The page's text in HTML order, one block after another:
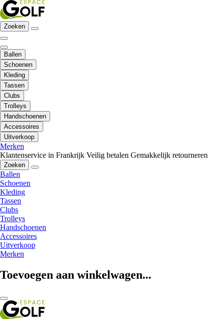
Zoeken
Ballen
Schoenen
Kleding
Tassen
Clubs
Trolleys
Handschoenen
Accessoires
Uitverkoop
Merken
Klantenservice in Frankrijk Veilig betalen Gemakkelijk retourneren
Zoeken
Ballen
Schoenen
Kleding
Tassen
Clubs
Trolleys
Handschoenen
Accessoires
Uitverkoop
Merken
Toevoegen aan winkelwagen...